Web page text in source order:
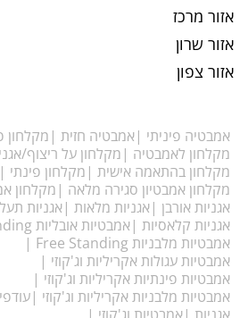
אזור מרכז
אזור שרון
אזור צפון
אמבטיה פיניתי אמבטיה חזית מקלחון
מקלחון לאמבטיה
מקלחון על ריצוף/
מקלחון בהתאמה אישית
מקלחון פינתי
מקלחון אמבטיון סגירה מלאה
מקלחון
אגניות אורבן
אגניות מלאות אגניות
אגניות קלאסיות אמבטיות אובליות Free Standing
אמבטיות מלבניות Free Standing
אמבטיות עגולות אקריליות וג'קוזי
אמבטיות פינתיות אקריליות וג'קוזי
אמבטיות מלבניות אקריליות וג'קוזי